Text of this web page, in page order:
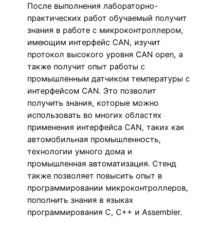
После выполнения лабораторно-
практических работ обучаемый получит
знания в работе с микроконтроллером,
имеющим интерфейс CAN, изучит
протокол высокого уровня CAN open, а
также получит опыт работы с
промышленным датчиком температуры с
интерфейсом CAN. Это позволит
получить знания, которые можно
использовать во многих областях
применения интерфейса CAN, таких как
автомобильная промышленность,
технологии умного дома и
промышленная автоматизация. Стенд
также позволяет повысить опыт в
программировании микроконтроллеров,
пополнить знания в языках
программирования C, C++ и Assembler.